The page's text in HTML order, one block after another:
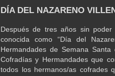
DÍA DEL NAZARENO
Después de tres años sin
conocida como “Día del
Hermandades de Semana
Cofradías y Hermandades que
todos los hermanos/as cofrades